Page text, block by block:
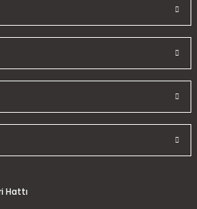
veya görüntülenemiyor.
bilgiler bulunuyor.
daha pahalı.
alternatifler olmalı.
Hattı